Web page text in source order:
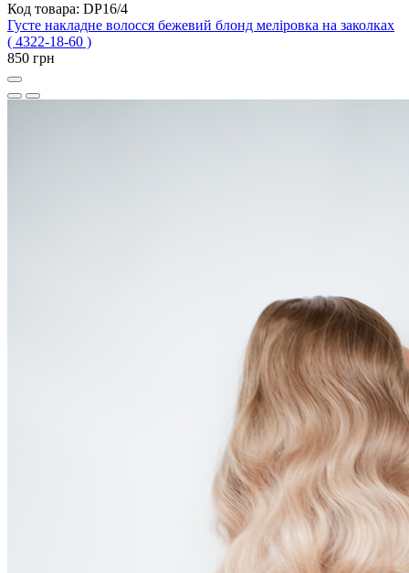
Код товара: DP16/4
Густе накладне волосся бежевий блонд меліровка на заколках
( 4322-18-60 )
850 грн